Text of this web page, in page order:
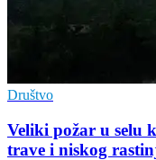
Društvo
Veliki požar u selu
trave i niskog